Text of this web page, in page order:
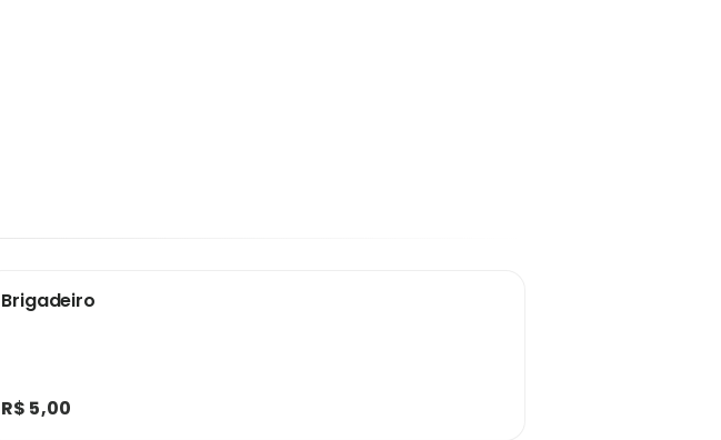
Brigadeiro
R$ 5,00